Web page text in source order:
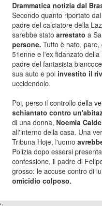
Drammatica notizia dal
Secondo quanto riportato
padre del calciatore della
sarebbe stato arrestato a
persone. Tutto è nato, pare,
51enne e l'ex fidanzato
padre del fantasista
sua auto e poi investito il
uccidendolo.
Poi, perso il controllo della
schiantato contro
di una donna, Noemia
all'interno della casa. Una
Tribuna Hoje, l'uomo
Polizia dopo essersi
confessione, il padre di
grosso: le accuse contro di
omicidio colposo.